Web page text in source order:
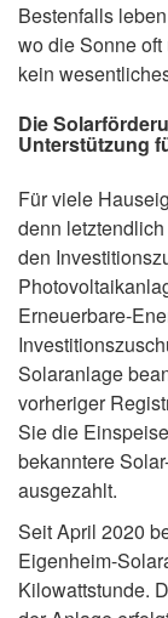
Bestenfalls
wo die Sonne
kein
Die
Unterstützung
Für viele
denn
den
Erneuerbare-
Solaranlage
vorheriger
Sie die
bekanntere
ausgezahlt.
Seit April 2020
Eigenheim-
Kilowattstunde.